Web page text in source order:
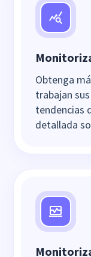
Obtenga
trabajan
tendencias
detallada